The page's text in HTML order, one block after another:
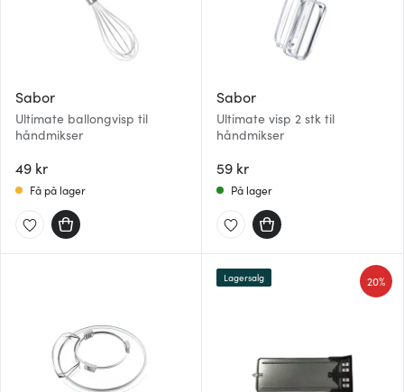
Sabor
Ultimate ballongvisp til
håndmikser
49 kr
Få på lager
Sabor
Ultimate visp 2 stk til
håndmikser
59 kr
På lager
20%
Lagersalg